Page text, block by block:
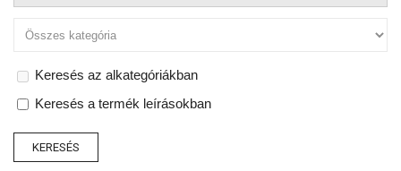
Keresés az alkategóriákban
Keresés a termék leírásokban